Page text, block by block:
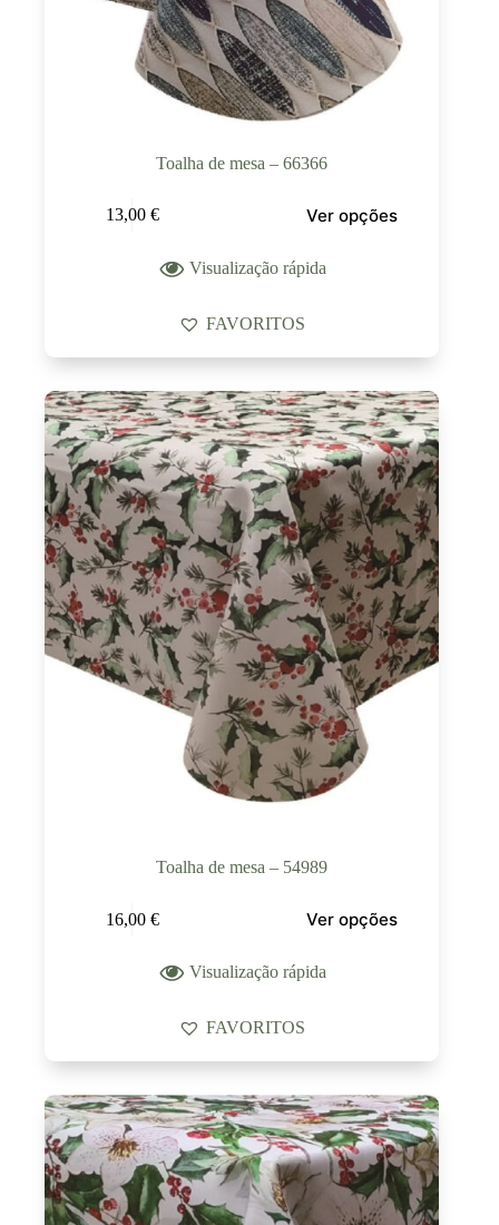
Toalha de mesa – 66366
13,00 € Ver opções
Visualização rápida
FAVORITOS
Toalha de mesa – 54989
16,00 € Ver opções
Visualização rápida
FAVORITOS